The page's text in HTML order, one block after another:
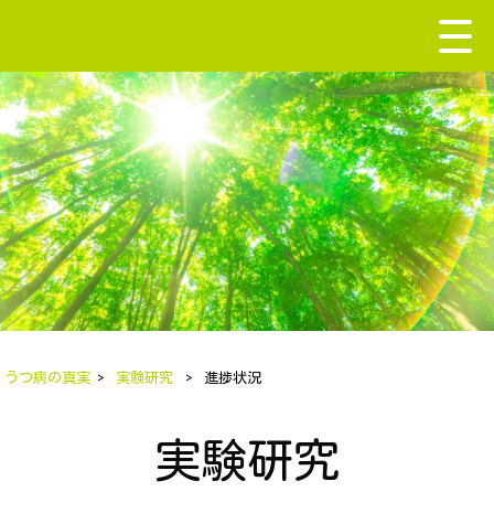
うつ病の真実 > 実験研究 > 進捗状況
実験研究